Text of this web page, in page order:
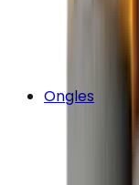
Ongles